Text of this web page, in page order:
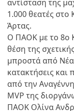
αντίσταση της
1.000 θεατές
Άρτας.
Ο ΠΑΟΚ με το 8ο
θέση της
μπροστά από Νέα
κατακτήσεις και
από την
MVP της
ΠΑΟΚ Ολίνα